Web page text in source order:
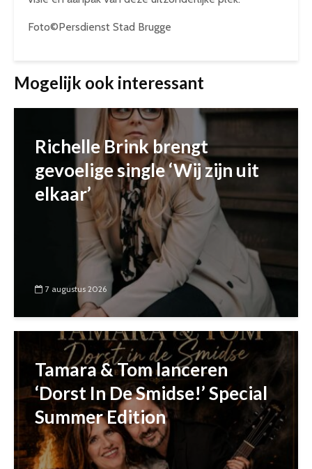
Foto©Persdienst Stad Brugge
Mogelijk ook interessant
Richelle Brink brengt
gevoelige single ‘Wij zijn uit
elkaar’
7 augustus 2026
Tamara & Tom lanceren
‘Dorst In De Smidse!’ Special
Summer Edition